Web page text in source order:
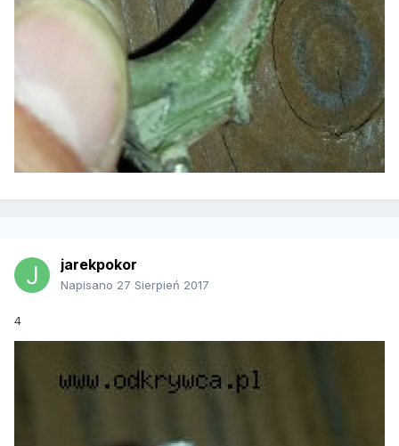
jarekpokor
Napisano 27 Sierpień 2017
4